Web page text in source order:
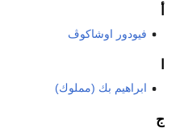
فيودور اوشاكوڤ
ابراهيم بك (مملوك)
ج